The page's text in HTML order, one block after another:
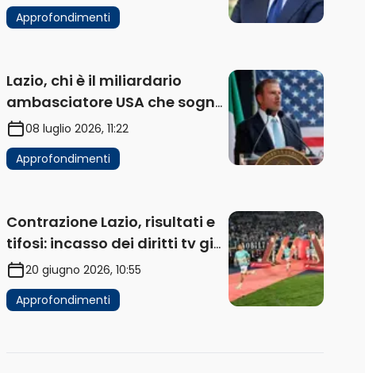
Approfondimenti
Lazio, chi è il miliardario
ambasciatore USA che sogna
di acquistare un club in Italia
08 luglio 2026, 11:22
Approfondimenti
Contrazione Lazio, risultati e
tifosi: incasso dei diritti tv già
in flessione
20 giugno 2026, 10:55
Approfondimenti